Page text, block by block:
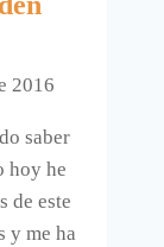
2016
saber
hoy he
de este
y me ha